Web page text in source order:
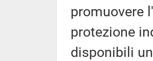
promuovere
protezione
disponibili